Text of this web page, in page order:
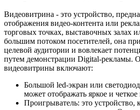
Видеовитрина - это устройство,
отображения видео-контента или
торговых точках, выставочных залах
большим потоком посетителей, она
целевой аудитории и вовлекает
путем демонстрации Digital-рекламы.
видеовитрины включают:
Большой led-экран или
может отображать яркое и четкое
Проигрыватель: это устройство,